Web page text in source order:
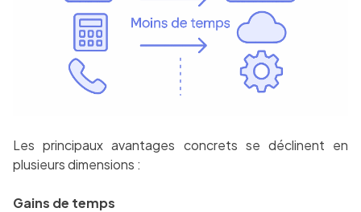
Les principaux avantages concrets se déclinent en
plusieurs dimensions :
Gains de temps